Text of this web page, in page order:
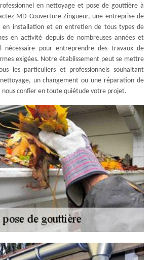
en nettoyage et pose de gouttière à
MD Couverture Zingueur, une entreprise de
en installation et en entretien de tous types de
en activité depuis de nombreuses années et
nécessaire pour entreprendre des travaux de
exigées. Notre établissement peut se mettre
les particuliers et professionnels souhaitant
un changement ou une réparation de
nous confier en toute quiétude votre projet.